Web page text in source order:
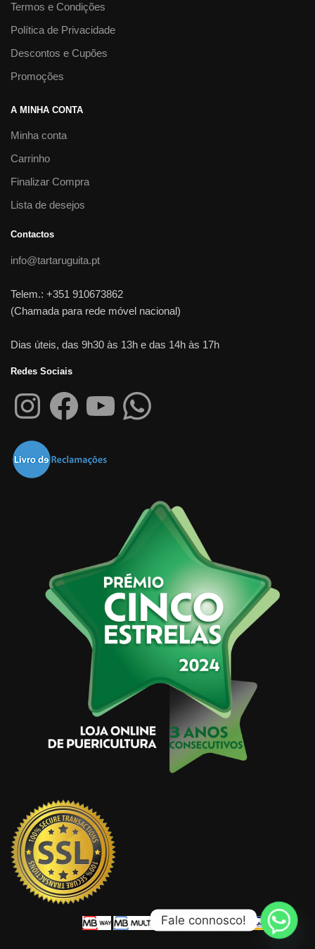
Termos e Condições
Política de Privacidade
Descontos e Cupões
Promoções
A MINHA CONTA
Minha conta
Carrinho
Finalizar Compra
Lista de desejos
Contactos
info@tartaruguita.pt
Telem.: +351 910673862
(Chamada para rede móvel nacional)
Dias úteis, das 9h30 às 13h e das 14h às 17h
Redes Sociais
Fale connosco!